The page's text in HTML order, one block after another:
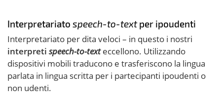
Interpretariato speech-to-textper ipoudenti
Interpretariato per dita veloci – in questo i nostri
interpreti speech-to-texteccellono. Utilizzando
dispositivi mobili traducono e trasferiscono la lingua
parlata in lingua scritta per i partecipanti ipoudenti o
non udenti.